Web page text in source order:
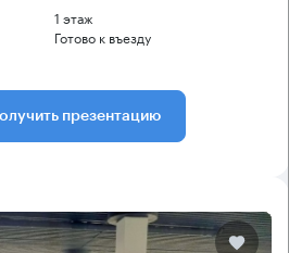
1 этаж
Готово к въезду
презентацию